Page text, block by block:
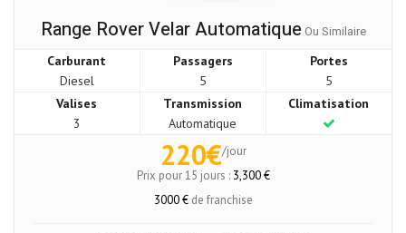
Range Rover Velar AutomatiqueOu Similaire
Carburant
Diesel
Passagers
5
Portes
5
Valises
3
Transmission
Automatique
Climatisation
220€/jour
Prix pour 15 jours : 3,300 €
3000 € de franchise